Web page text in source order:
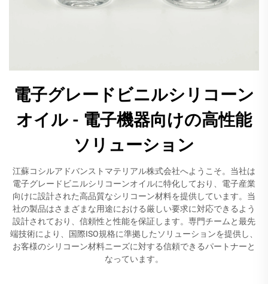
電子グレードビニルシリコーン
オイル - 電子機器向けの高性能
ソリューション
江蘇コシルアドバンストマテリアル株式会社へようこそ。当社は
電子グレードビニルシリコーンオイルに特化しており、電子産業
向けに設計された高品質なシリコーン材料を提供しています。当
社の製品はさまざまな用途における厳しい要求に対応できるよう
設計されており、信頼性と性能を保証します。専門チームと最先
端技術により、国際ISO規格に準拠したソリューションを提供し、
お客様のシリコーン材料ニーズに対する信頼できるパートナーと
なっています。